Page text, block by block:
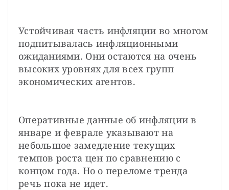
Устойчивая часть инфляции во многом
подпитывалась инфляционными
ожиданиями. Они остаются на очень
высоких уровнях для всех групп
экономических агентов.
Оперативные данные об инфляции в
январе и феврале указывают на
небольшое замедление текущих
темпов роста цен по сравнению с
концом года. Но о переломе тренда
речь пока не идет.